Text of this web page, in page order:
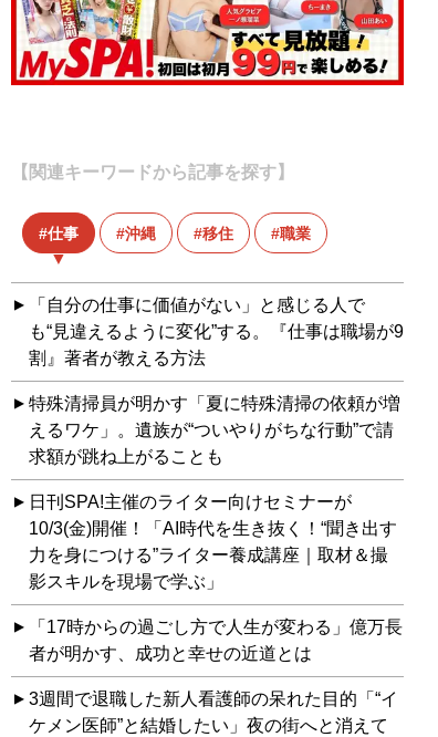
【関連キーワードから記事を探す】
仕事 沖縄 移住 職業
「自分の仕事に価値がない」と感じる人で
も“見違えるように変化”する。『仕事は職場が9
割』著者が教える方法
特殊清掃員が明かす「夏に特殊清掃の依頼が増
えるワケ」。遺族が“ついやりがちな行動”で請
求額が跳ね上がることも
日刊SPA!主催のライター向けセミナーが
10/3(金)開催！「AI時代を生き抜く！“聞き出す
力を身につける”ライター養成講座｜取材＆撮
影スキルを現場で学ぶ」
「17時からの過ごし方で人生が変わる」億万長
者が明かす、成功と幸せの近道とは
3週間で退職した新人看護師の呆れた目的「“イ
ケメン医師”と結婚したい」夜の街へと消えて